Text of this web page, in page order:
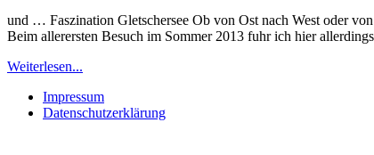
und … Faszination Gletschersee Ob von Ost nach West oder
Beim allerersten Besuch im Sommer 2013 fuhr ich hier
Weiterlesen...
Impressum
Datenschutzerklärung